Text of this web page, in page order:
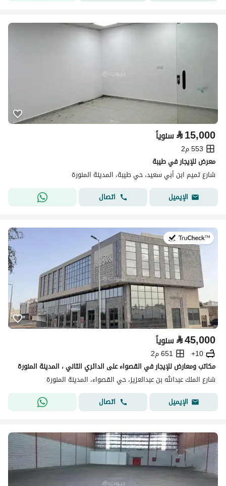
⃁15,000 سنوياً
553 م2
معرض للإيجار في طيبة
شارع تميم ابن أبي سعيد، حي طيبة، المدينة المنورة
الإيميل
اتصال
في:25 يوليو 2026
⃁45,000 سنوياً
10+
651 م2
مكاتب ومعارض للإيجار في القصواء على الدائري الثاني ، المدينة المنورة
شارع الملك عبدالله بن عبدالعزيز، حي القصواء، المدينة المنورة
الإيميل
اتصال